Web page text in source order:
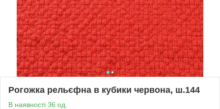
Рогожка рельєфна в кубики червона, ш.144
В наявності 36 од.